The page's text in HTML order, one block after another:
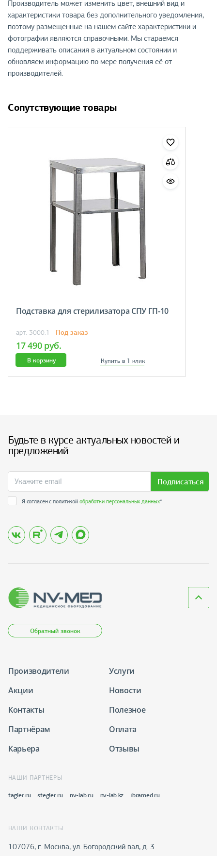
Производитель может изменить цвет, внешний вид и
характеристики товара без дополнительного уведомления,
поэтому размещенные на нашем сайте характеристики и
фотографии являются справочными. Мы стараемся
поддерживать описания в актуальном состоянии и
обновляем информацию по мере получения её от
производителей.
Сопутствующие товары
Подставка для стерилизатора СПУ ГП-10
арт. 3000.1 Под заказ
17 490 руб.
В корзину Купить в 1 клик
Будьте в курсе актуальных новостей и
предложений
Подписаться
Я согласен с политикойобработки персональных данных*
Обратный звонок
Производители
Услуги
Акции
Новости
Контакты
Полезное
Партнёрам
Оплата
Карьера
Отзывы
НАШИ ПАРТНЕРЫ
tagler.ru stegler.ru nv-lab.ru nv-lab.kz ibramed.ru
НАШИ КОНТАКТЫ
107076, г. Москва, ул. Богородский вал, д. 3